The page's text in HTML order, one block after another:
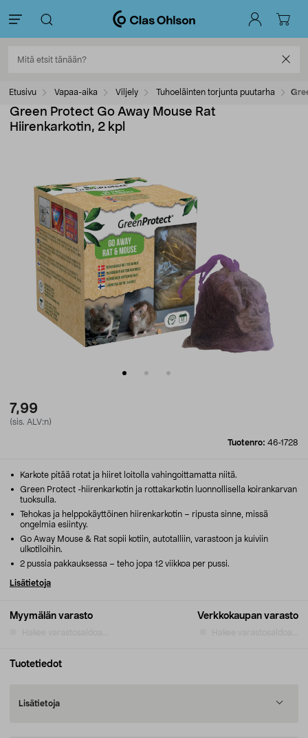
Etusivu Vapaa-aika Viljely Tuhoeläinten torjunta puutarha
Green Protect Go Away Mouse Rat
Hiirenkarkotin, 2 kpl
7,99
(sis. ALV:n)
Tuotenro: 46-1728
Myymälän varasto Verkkokaupan varasto
Karkote pitää rotat ja hiiret loitolla vahingoittamatta niitä.
Green Protect -hiirenkarkotin ja rottakarkotin luonnollisella koirankarvan
tuoksulla.
Tehokas ja helppokäyttöinen hiirenkarkotin – ripusta sinne, missä
ongelmia esiintyy.
Go Away Mouse & Rat sopii kotiin, autotalliin, varastoon ja kuiviin
ulkotiloihin.
2 pussia pakkauksessa – teho jopa 12 viikkoa per pussi.
Lisätietoja
Tuotetiedot
Lisätietoja